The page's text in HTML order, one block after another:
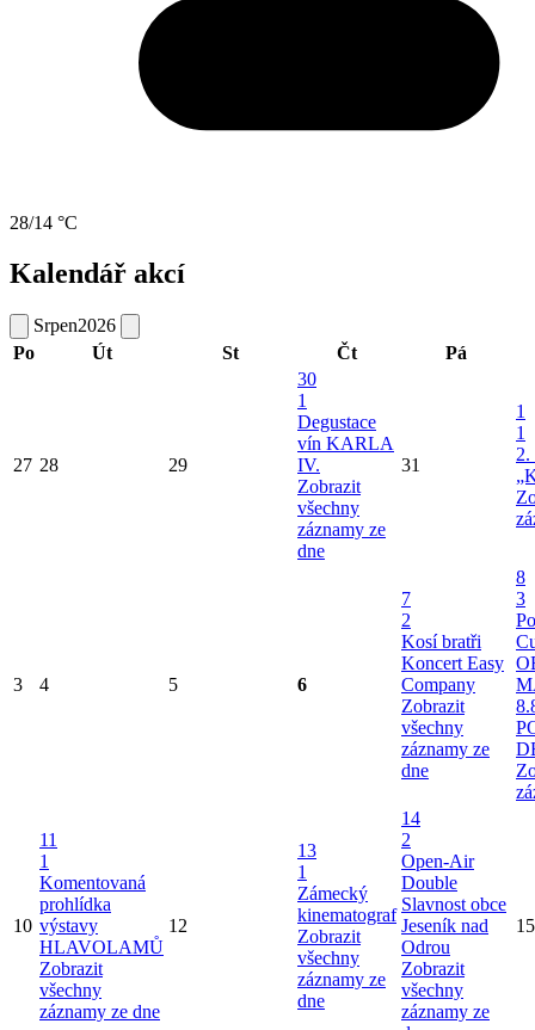
28/14 °C
Kalendář akcí
Srpen2026
Po
Út St Čt Pá
27 28 29
30
1
Degustace
vín KARLA
IV.
Zobrazit
všechny
záznamy ze
dne
31
1
1
2.
3 4 5 6
7
2
Kosí bratři
Koncert Easy
Company
Zobrazit
všechny
záznamy ze
dne
8
3
10
11
1
Komentovaná
prohlídka
výstavy
HLAVOLAMŮ
Zobrazit
všechny
záznamy ze dne
12
13
1
Zámecký
kinematograf
Zobrazit
všechny
záznamy ze
dne
14
2
Open-Air
Double
Slavnost obce
Jeseník nad
Odrou
Zobrazit
všechny
záznamy ze
15